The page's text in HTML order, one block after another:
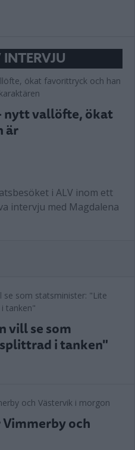
nytt vallöfte, ökat
är
i ALV inom ett
intervju med Magdalena
vill se som
i tanken"
och